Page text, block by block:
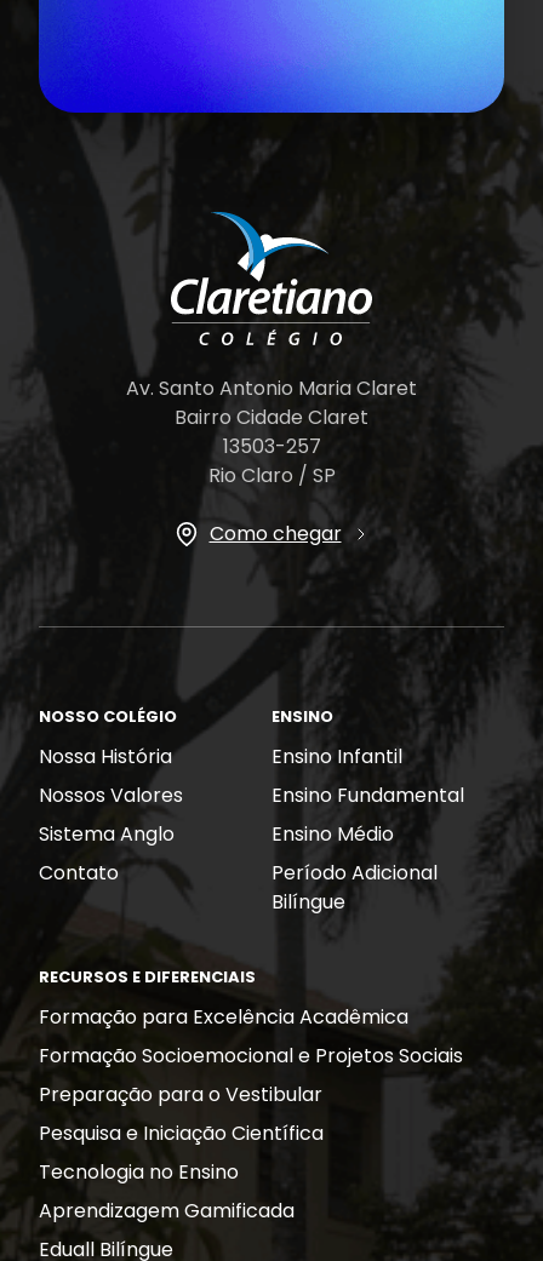
Av. Santo Antonio Maria Claret
Bairro Cidade Claret
13503-257
Rio Claro / SP
Como chegar
NOSSO COLÉGIO
Nossa História
Nossos Valores
Sistema Anglo
Contato
ENSINO
Ensino Infantil
Ensino Fundamental
Ensino Médio
Período Adicional
Bilíngue
RECURSOS E DIFERENCIAIS
Formação para Excelência Acadêmica
Formação Socioemocional e Projetos Sociais
Preparação para o Vestibular
Pesquisa e Iniciação Científica
Tecnologia no Ensino
Aprendizagem Gamificada
Eduall Bilíngue